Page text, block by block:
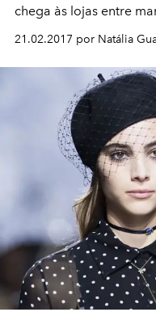
chega às lojas entre
21.02.2017 por Natália